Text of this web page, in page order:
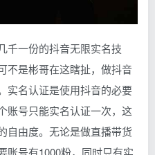
千一份的抖音无限实名技
不是彬哥在这瞎扯，做抖音
实名认证是使用抖音的必要
账号只能实名认证一次，这
自由度。无论是做直播带货